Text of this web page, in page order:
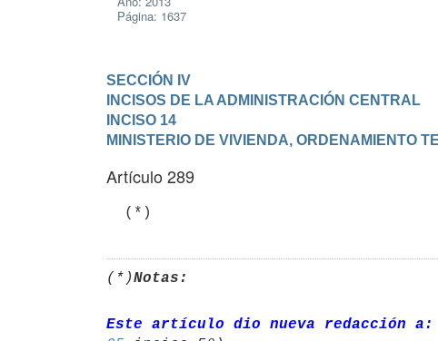
Página: 1637
SECCIÓN IV
INCISOS DE LA ADMINISTRACIÓN CENTRAL
INCISO 14
MINISTERIO DE VIVIENDA, ORDENAMIENTO
Artículo 289
(*)Notas:
Este artículo dio nueva redacción a: